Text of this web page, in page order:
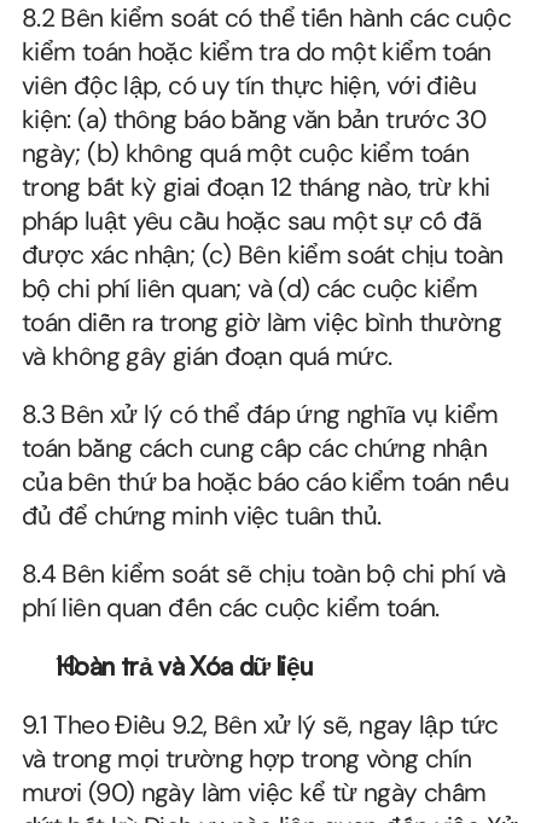
8.2 Bên kiểm soát có thể tiến hành các cuộc
kiểm toán hoặc kiểm tra do một kiểm toán
viên độc lập, có uy tín thực hiện, với điều
kiện: (a) thông báo bằng văn bản trước 30
ngày; (b) không quá một cuộc kiểm toán
trong bất kỳ giai đoạn 12 tháng nào, trừ khi
pháp luật yêu cầu hoặc sau một sự cố đã
được xác nhận; (c) Bên kiểm soát chịu toàn
bộ chi phí liên quan; và (d) các cuộc kiểm
toán diễn ra trong giờ làm việc bình thường
và không gây gián đoạn quá mức.
8.3 Bên xử lý có thể đáp ứng nghĩa vụ kiểm
toán bằng cách cung cấp các chứng nhận
của bên thứ ba hoặc báo cáo kiểm toán nếu
đủ để chứng minh việc tuân thủ.
8.4 Bên kiểm soát sẽ chịu toàn bộ chi phí và
phí liên quan đến các cuộc kiểm toán.
Hoàn trả và Xóa dữ liệu
9.1 Theo Điều 9.2, Bên xử lý sẽ, ngay lập tức
và trong mọi trường hợp trong vòng chín
mươi (90) ngày làm việc kể từ ngày chấm